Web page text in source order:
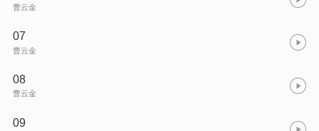
曹云金
07
曹云金
08
曹云金
09